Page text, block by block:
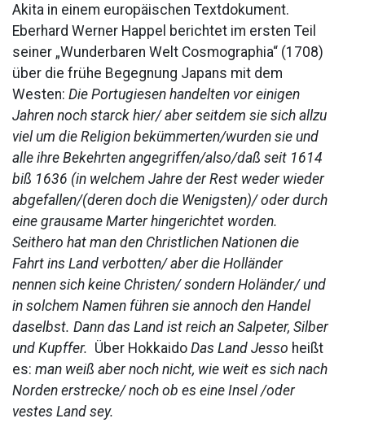
Akita in einem europäischen Textdokument.
Eberhard Werner Happel berichtet im ersten Teil
seiner „Wunderbaren Welt Cosmographia“ (1708)
über die frühe Begegnung Japans mit dem
Westen: Die Portugiesen handelten vor einigen
Jahren noch starck hier/ aber seitdem sie sich allzu
viel um die Religion bekümmerten/wurden sie und
alle ihre Bekehrten angegriffen/also/daß seit 1614
biß 1636 (in welchem Jahre der Rest weder wieder
abgefallen/(deren doch die Wenigsten)/ oder durch
eine grausame Marter hingerichtet worden.
Seithero hat man den Christlichen Nationen die
Fahrt ins Land verbotten/ aber die Holländer
nennen sich keine Christen/ sondern Holänder/ und
in solchem Namen führen sie annoch den Handel
daselbst. Dann das Land ist reich an Salpeter, Silber
und Kupffer. Über Hokkaido Das Land Jesso heißt
es: man weiß aber noch nicht, wie weit es sich nach
Norden erstrecke/ noch ob es eine Insel /oder
vestes Land sey.